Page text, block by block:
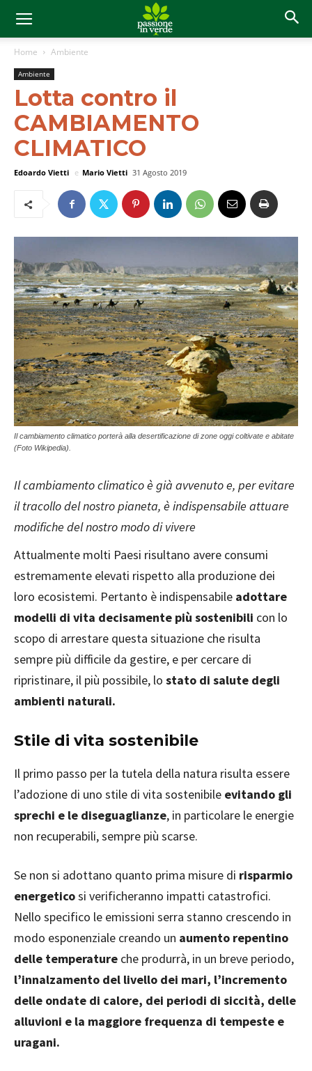
Home Ambiente
Ambiente
Lotta contro il
CAMBIAMENTO
CLIMATICO
Edoardo Vietti e Mario Vietti 31 Agosto 2019
Il cambiamento climatico porterà alla desertificazione di zone oggi coltivate e abitate
(Foto Wikipedia).
Il cambiamento climatico è già avvenuto e, per evitare
il tracollo del nostro pianeta, è indispensabile attuare
modifiche del nostro modo di vivere
Attualmente molti Paesi risultano avere consumi
estremamente elevati rispetto alla produzione dei
loro ecosistemi. Pertanto è indispensabile adottare
modelli di vita decisamente più sostenibili con lo
scopo di arrestare questa situazione che risulta
sempre più difficile da gestire, e per cercare di
ripristinare, il più possibile, lo stato di salute degli
ambienti naturali.
Stile di vita sostenibile
Il primo passo per la tutela della natura risulta essere
l’adozione di uno stile di vita sostenibile evitando gli
sprechi e le diseguaglianze, in particolare le energie
non recuperabili, sempre più scarse.
Se non si adottano quanto prima misure di risparmio
energeticosi verificheranno impatti catastrofici.
Nello specifico le emissioni serra stanno crescendo in
modo esponenziale creando un aumento repentino
delle temperature che produrrà, in un breve periodo,
l’innalzamento del livello dei mari, l’incremento
delle ondate di calore, dei periodi di siccità, delle
alluvioni e la maggiore frequenza di tempeste e
uragani.